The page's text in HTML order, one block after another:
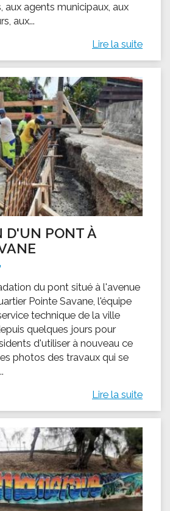
aux agents municipaux, aux
aux...
Lire la suite
D'UN PONT À
du pont situé à l'avenue
Pointe Savane, l'équipe
technique de la ville
quelques jours pour
d'utiliser à nouveau ce
photos des travaux qui se
Lire la suite